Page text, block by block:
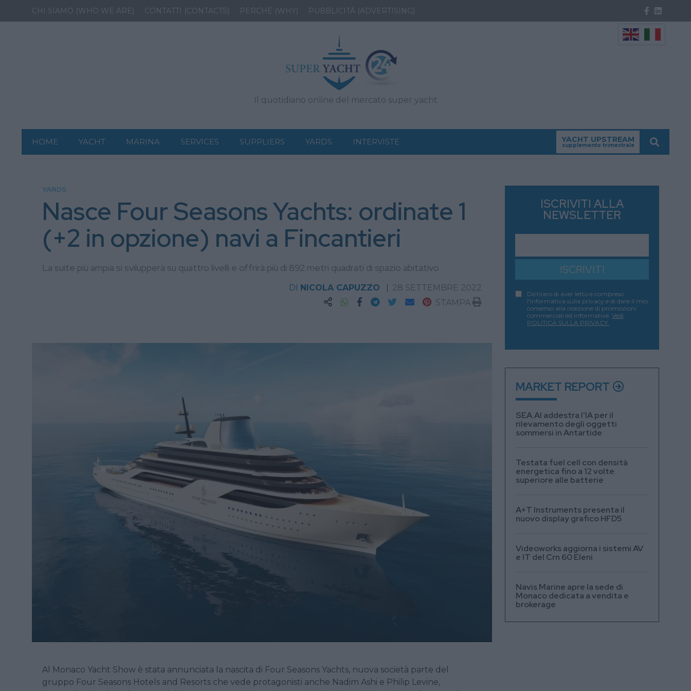
CHI SIAMO (WHO WE ARE) CONTATTI (CONTACTS) PERCHÉ (WHY) PUBBLICITÀ (ADVERTISING)
Il quotidiano online del mercato super yacht
HOME YACHT MARINA SERVICES SUPPLIERS YARDS INTERVISTE YACHT UPSTREAM
supplemento trimestrale
YARDS
Nasce Four Seasons Yachts: ordinate 1
(+2 in opzione) navi a Fincantieri
La suite più ampia si svilupperà su quattro livelli e offrirà più di 892 metri quadrati di spazio abitativo
DI NICOLA CAPUZZO
28 SETTEMBRE 2022
STAMPA
Al Monaco Yacht Show è stata annunciata la nascita di Four Seasons Yachts, nuova società parte del
gruppo Four Seasons Hotels and Resorts che vede protagonisti anche Nadim Ashi e Philip Levine,
ISCRIVITI ALLA
NEWSLETTER
ISCRIVITI
Dichiaro di aver letto e compreso
l'informativa sulla privacy e di dare il mio
consenso alla ricezione di promozioni
commerciali ed informative. Vedi
POLITICA SULLA PRIVACY.
MARKET REPORT
SEA.AI addestra l’IA per il
rilevamento degli oggetti
sommersi in Antartide
Testata fuel cell con densità
energetica fino a 12 volte
superiore alle batterie
A+T Instruments presenta il
nuovo display grafico HFD5
Videoworks aggiorna i sistemi AV
e IT del Crn 60 Eleni
Navis Marine apre la sede di
Monaco dedicata a vendita e
brokerage